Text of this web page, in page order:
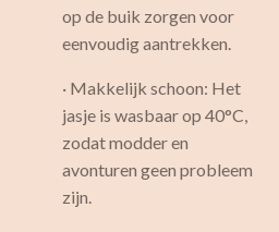
op de buik zorgen voor
eenvoudig aantrekken.
· Makkelijk schoon: Het
jasje is wasbaar op 40°C,
zodat modder en
avonturen geen probleem
zijn.